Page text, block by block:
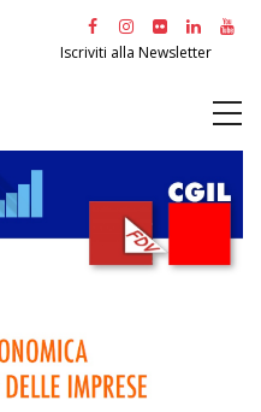
Iscriviti alla Newsletter